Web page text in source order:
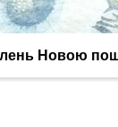
Новою